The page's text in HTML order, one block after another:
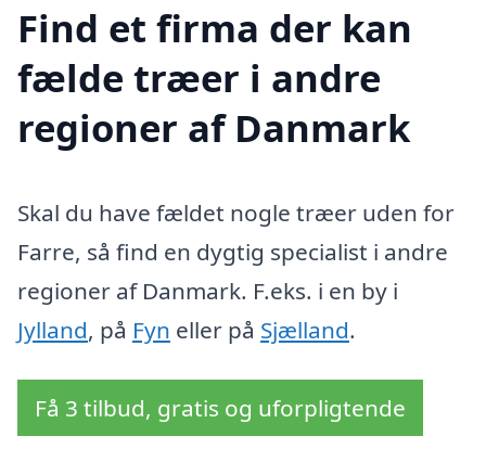
Find et firma der kan
fælde træer i andre
regioner af Danmark
Skal du have fældet nogle træer uden for
Farre, så find en dygtig specialist i andre
regioner af Danmark. F.eks. i en by i
Jylland, på Fyn eller på Sjælland.
Få 3 tilbud, gratis og uforpligtende